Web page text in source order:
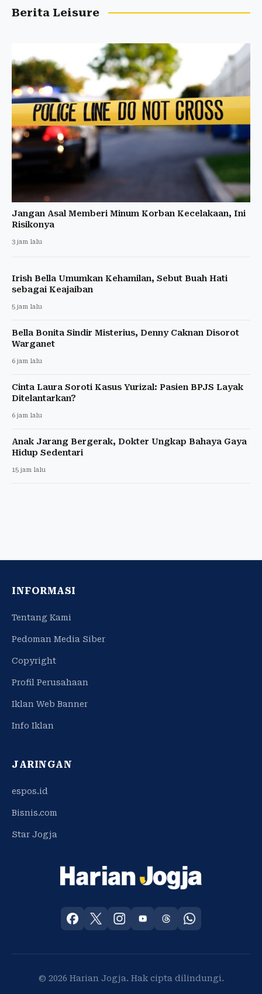
Berita Leisure
Jangan Asal Memberi Minum Korban Kecelakaan, Ini
Risikonya
3 jam lalu
Irish Bella Umumkan Kehamilan, Sebut Buah Hati
sebagai Keajaiban
5 jam lalu
Bella Bonita Sindir Misterius, Denny Caknan Disorot
Warganet
6 jam lalu
Cinta Laura Soroti Kasus Yurizal: Pasien BPJS Layak
Ditelantarkan?
6 jam lalu
Anak Jarang Bergerak, Dokter Ungkap Bahaya Gaya
Hidup Sedentari
15 jam lalu
INFORMASI
Tentang Kami
Pedoman Media Siber
Copyright
Profil Perusahaan
Iklan Web Banner
Info Iklan
JARINGAN
espos.id
Bisnis.com
Star Jogja
© 2026 Harian Jogja. Hak cipta dilindungi.